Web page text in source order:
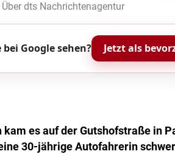
dts Nachrichtenagentur
Google sehen? Jetzt als
es auf der Gutshofstraße in
30-jährige Autofahrerin